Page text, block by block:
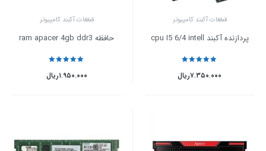
قطعات آکبند کامپیوتر
پردازنده آکبند cpu I5 6/4 intell
ریال۷.۳۵۰.۰۰۰
قطعات آکبند کامپیوتر
حافظه ram apacer 4gb ddr3
ریال۱.۹۵۰.۰۰۰